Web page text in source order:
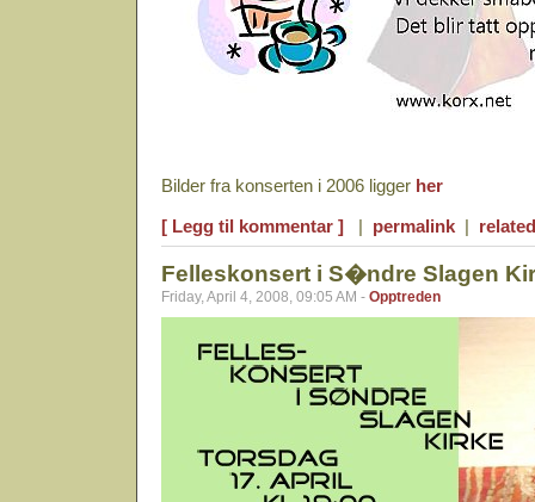
Bilder fra konserten i 2006 ligger her
[ Legg til kommentar ] | permalink |
Felleskonsert i S�ndre Slagen
Friday, April 4, 2008, 09:05 AM - Opptreden